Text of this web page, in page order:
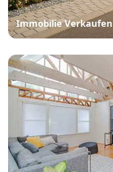
Immobilie Verkaufen